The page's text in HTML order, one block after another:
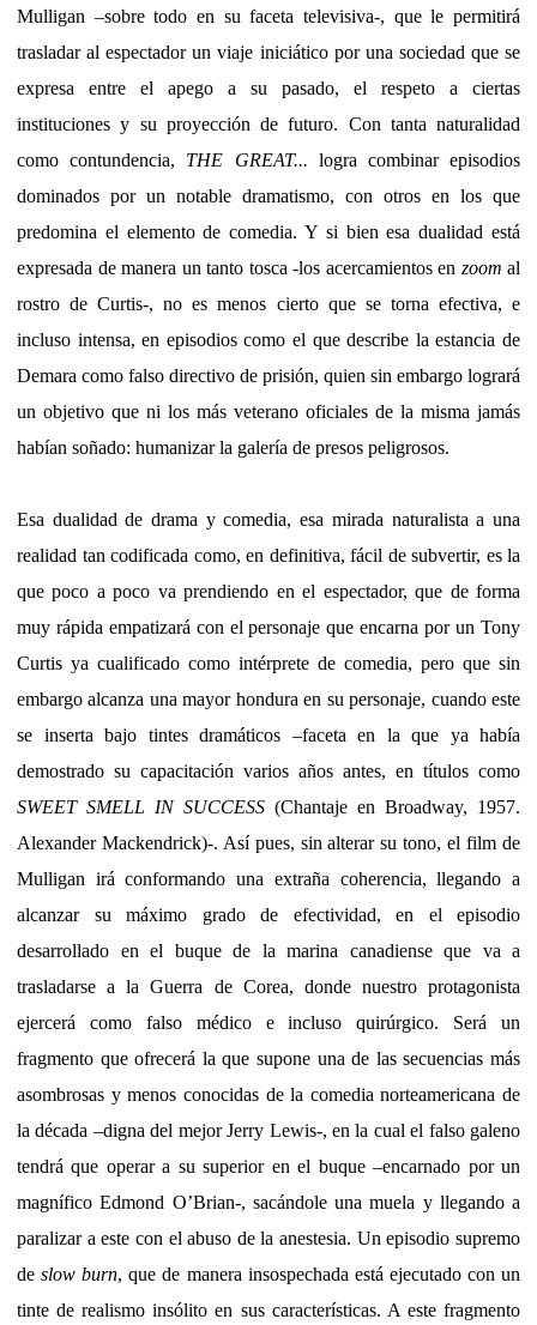
Mulligan –sobre todo en su faceta televisiva-, que le permitirá
trasladar al espectador un viaje iniciático por una sociedad que se
expresa entre el apego a su pasado, el respeto a ciertas
instituciones y su proyección de futuro. Con tanta naturalidad
como contundencia, THE GREAT... logra combinar episodios
dominados por un notable dramatismo, con otros en los que
predomina el elemento de comedia. Y si bien esa dualidad está
expresada de manera un tanto tosca -los acercamientos en zoom al
rostro de Curtis-, no es menos cierto que se torna efectiva, e
incluso intensa, en episodios como el que describe la estancia de
Demara como falso directivo de prisión, quien sin embargo logrará
un objetivo que ni los más veterano oficiales de la misma jamás
habían soñado: humanizar la galería de presos peligrosos.
Esa dualidad de drama y comedia, esa mirada naturalista a una
realidad tan codificada como, en definitiva, fácil de subvertir, es la
que poco a poco va prendiendo en el espectador, que de forma
muy rápida empatizará con el personaje que encarna por un Tony
Curtis ya cualificado como intérprete de comedia, pero que sin
embargo alcanza una mayor hondura en su personaje, cuando este
se inserta bajo tintes dramáticos –faceta en la que ya había
demostrado su capacitación varios años antes, en títulos como
SWEET SMELL IN SUCCESS (Chantaje en Broadway, 1957.
Alexander Mackendrick)-. Así pues, sin alterar su tono, el film de
Mulligan irá conformando una extraña coherencia, llegando a
alcanzar su máximo grado de efectividad, en el episodio
desarrollado en el buque de la marina canadiense que va a
trasladarse a la Guerra de Corea, donde nuestro protagonista
ejercerá como falso médico e incluso quirúrgico. Será un
fragmento que ofrecerá la que supone una de las secuencias más
asombrosas y menos conocidas de la comedia norteamericana de
la década –digna del mejor Jerry Lewis-, en la cual el falso galeno
tendrá que operar a su superior en el buque –encarnado por un
magnífico Edmond O’Brian-, sacándole una muela y llegando a
paralizar a este con el abuso de la anestesia. Un episodio supremo
deslow burn, que de manera insospechada está ejecutado con un
tinte de realismo insólito en sus características. A este fragmento